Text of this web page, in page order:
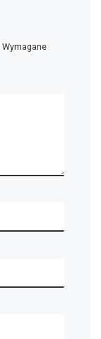
Wymagane